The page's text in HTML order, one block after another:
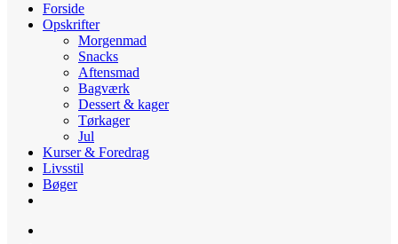
Forside
Opskrifter
Morgenmad
Snacks
Aftensmad
Bagværk
Dessert & kager
Tørkager
Jul
Kurser & Foredrag
Livsstil
Bøger